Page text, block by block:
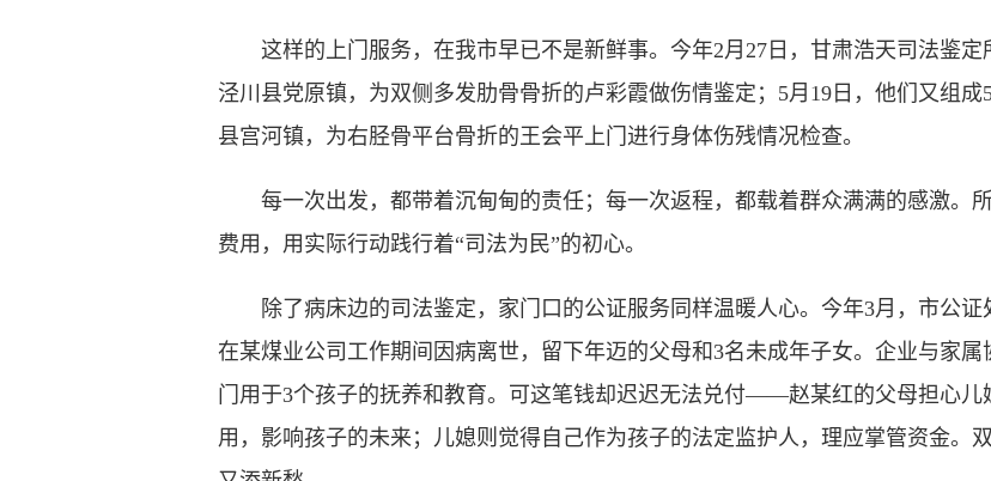
这样的上门服务，在我市早已不是新鲜事。今年2月27日，甘肃浩天司法鉴定
泾川县党原镇，为双侧多发肋骨骨折的卢彩霞做伤情鉴定；5月19日，他们又组
县宫河镇，为右胫骨平台骨折的王会平上门进行身体伤残情况检查。
每一次出发，都带着沉甸甸的责任；每一次返程，都载着群众满满的感激。
费用，用实际行动践行着“司法为民”的初心。
除了病床边的司法鉴定，家门口的公证服务同样温暖人心。今年3月，市公证
在某煤业公司工作期间因病离世，留下年迈的父母和3名未成年子女。企业与家
门用于3个孩子的抚养和教育。可这笔钱却迟迟无法兑付——赵某红的父母担心儿
用，影响孩子的未来；儿媳则觉得自己作为孩子的法定监护人，理应掌管资金。